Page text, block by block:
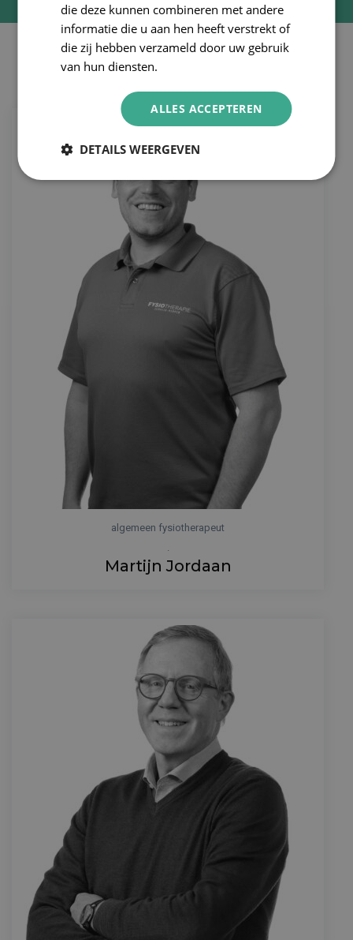
Onze therapeuten
algemeen fysiotherapeut
Martijn Jordaan
die deze kunnen combineren met andere
informatie die u aan hen heeft verstrekt of
die zij hebben verzameld door uw gebruik
van hun diensten.
ALLES ACCEPTEREN
DETAILS WEERGEVEN